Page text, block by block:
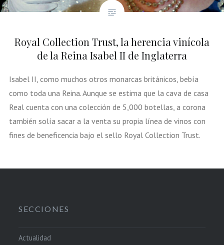
Royal Collection Trust, la herencia vinícola
de la Reina Isabel II de Inglaterra
Isabel II, como muchos otros monarcas británicos, bebía
como toda una Reina. Aunque se estima que la cava de casa
Real cuenta con una colección de 5,000 botellas, a corona
también solía sacar a la venta su propia línea de vinos con
fines de beneficencia bajo el sello Royal Collection Trust.
SECCIONES
Actualidad